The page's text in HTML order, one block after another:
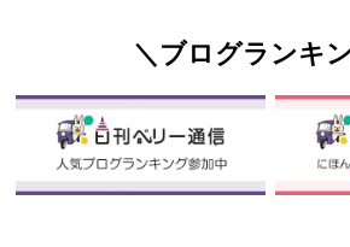
＼ブログランキ